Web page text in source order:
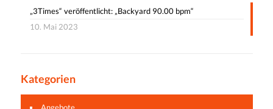
„3Times“ veröffentlicht: „Backyard 90.00 bpm“
10. Mai 2023
Kategorien